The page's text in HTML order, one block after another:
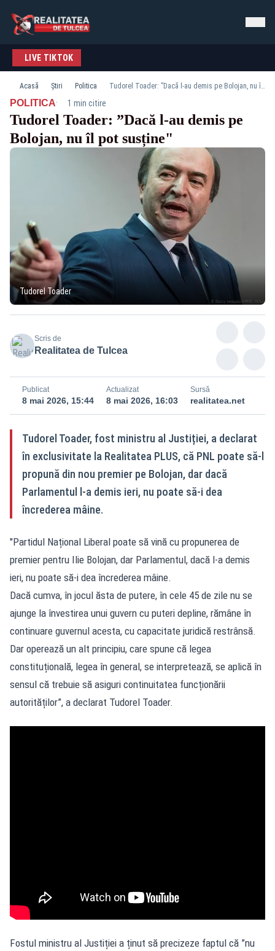
LIVE TIKTOK
Acasă Știri Politica Tudorel Toader: ”Dacă l-au demis pe Bolojan, nu îl pot susține"
POLITICA· 1 min citire
Tudorel Toader: ”Dacă l-au demis pe
Bolojan, nu îl pot susține"
Tudorel Toader
Scris de
Realitatea de Tulcea
Publicat
8 mai 2026, 15:44
Actualizat
8 mai 2026, 16:03
Sursă
realitatea.net
Tudorel Toader, fost ministru al Justiției, a declarat
în exclusivitate la Realitatea PLUS, că PNL poate să-l
propună din nou premier pe Bolojan, dar dacă
Parlamentul l-a demis ieri, nu poate să-i dea
încrederea mâine.
"Partidul Național Liberal poate să vină cu propunerea de
premier pentru Ilie Bolojan, dar Parlamentul, dacă l-a demis
ieri, nu poate să-i dea încrederea mâine.
Dacă cumva, în jocul ăsta de putere, în cele 45 de zile nu se
ajunge la învestirea unui guvern cu puteri depline, rămâne în
continuare guvernul acesta, cu capacitate juridică restrânsă.
Dar operează un alt principiu, care spune că legea
constituțională, legea în general, se interpretează, se aplică în
sensul că trebuie să asiguri continuitatea funcționării
autorităților”, a declarat Tudorel Toader.
Fostul ministru al Justiției a ținut să precizeze faptul că ”nu